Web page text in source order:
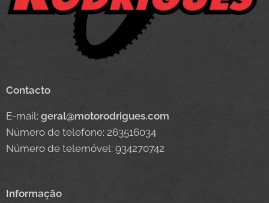
Contacto
E-mail: geral@motorodrigues.com
Número de telefone: 263516034
Número de telemóvel: 934270742
Informação